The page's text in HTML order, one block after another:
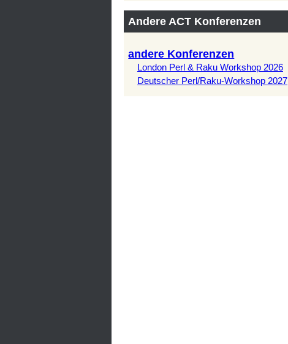
Andere ACT Konferenzen
andere Konferenzen
London Perl & Raku Workshop 2026
Deutscher Perl/Raku-Workshop 2027